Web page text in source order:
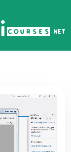
4
8:02
10:33
07.7. البنية التكرارية - استخدام for